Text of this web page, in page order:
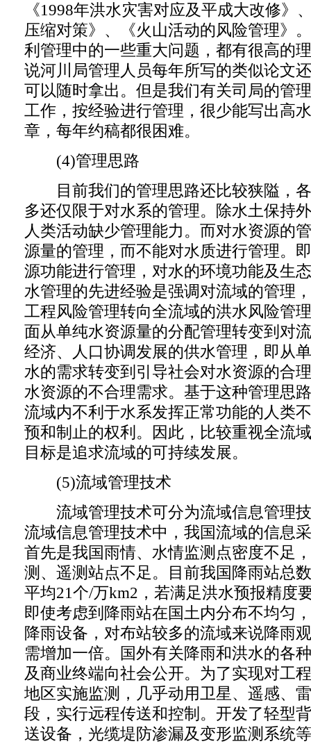
《1998年洪水灾害对应及平成大改修》
压缩对策》、《火山活动的风险管理》
利管理中的一些重大问题，都有很高的
说河川局管理人员每年所写的类似论文
可以随时拿出。但是我们有关司局的管
工作，按经验进行管理，很少能写出高
章，每年约稿都很困难。
(4)管理思路
目前我们的管理思路还比较狭隘，各
多还仅限于对水系的管理。除水土保持
人类活动缺少管理能力。而对水资源的
源量的管理，而不能对水质进行管理。
源功能进行管理，对水的环境功能及生
水管理的先进经验是强调对流域的管理
工程风险管理转向全流域的洪水风险管
面从单纯水资源量的分配管理转变到对
经济、人口协调发展的供水管理，即从
水的需求转变到引导社会对水资源的合
水资源的不合理需求。基于这种管理思
流域内不利于水系发挥正常功能的人类
预和制止的权利。因此，比较重视全流
目标是追求流域的可持续发展。
(5)流域管理技术
流域管理技术可分为流域信息管理技
流域信息管理技术中，我国流域的信息
首先是我国雨情、水情监测点密度不足
测、遥测站点不足。目前我国降雨站总
平均21个/万km2，若满足洪水预报精度
即使考虑到降雨站在国土内分布不均匀
降雨设备，对布站较多的流域来说降雨
需增加一倍。国外有关降雨和洪水的各
及商业终端向社会公开。为了实现对工
地区实施监测，几乎动用卫星、遥感、
段，实行远程传送和控制。开发了轻型
送设备，光缆堤防渗漏及变形监测系统